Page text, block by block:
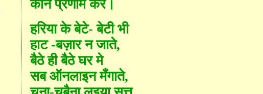
कौन प्रणाम करे।
हरिया के बेटे- बेटी भी
हाट -बज़ार न जाते,
बैठे ही बैठे घर मे
सब ऑनलाइन मँगाते,